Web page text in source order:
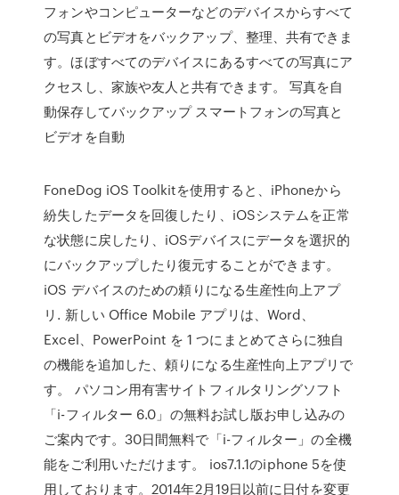
フォンやコンピューターなどのデバイスからすべて
の写真とビデオをバックアップ、整理、共有できま
す。ほぼすべてのデバイスにあるすべての写真にア
クセスし、家族や友人と共有できます。 写真を自
動保存してバックアップ スマートフォンの写真と
ビデオを自動
FoneDog iOS Toolkitを使用すると、iPhoneから
紛失したデータを回復したり、iOSシステムを正常
な状態に戻したり、iOSデバイスにデータを選択的
にバックアップしたり復元することができます。
iOS デバイスのための頼りになる生産性向上アプ
リ. 新しい Office Mobile アプリは、Word、
Excel、PowerPoint を 1 つにまとめてさらに独自
の機能を追加した、頼りになる生産性向上アプリで
す。 パソコン用有害サイトフィルタリングソフト
「i-フィルター 6.0」の無料お試し版お申し込みの
ご案内です。30日間無料で「i-フィルター」の全機
能をご利用いただけます。 ios7.1.1のiphone 5を使
用しております。2014年2月19日以前に日付を変更